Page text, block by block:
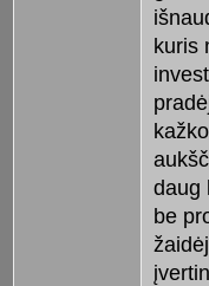
kuris
daug
be